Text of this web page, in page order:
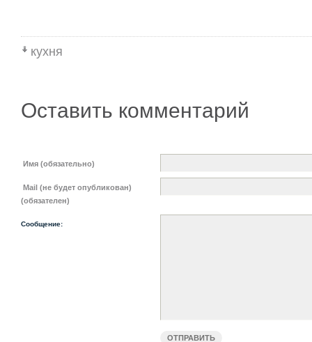
кухня
Оставить комментарий
Имя (обязательно)
Mail (не будет опубликован)
(обязателен)
Сообщение: